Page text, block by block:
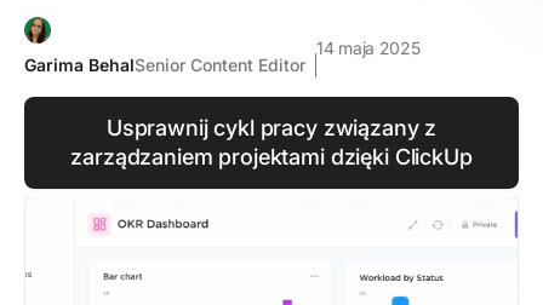
Garima BehalSenior Content Editor
14 maja 2025
Usprawnij cykl pracy związany z
zarządzaniem projektami dzięki ClickUp